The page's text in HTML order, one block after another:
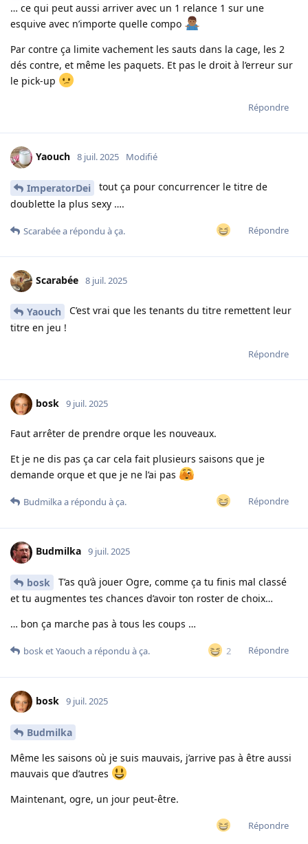
… ce qui peut aussi arriver avec un 1 relance 1 sur une
esquive avec n’importe quelle compo
Par contre ça limite vachement les sauts dans la cage, les 2
dés contre, et même les paquets. Et pas le droit à l’erreur sur
le pick-up
Répondre
Yaouch 8 juil. 2025 Modifié
ImperatorDei
tout ça pour concurrencer le titre de
doublette la plus sexy ….
Répondre
Scarabéea répondu à ça.
Scarabée 8 juil. 2025
Yaouch
C’est vrai que les tenants du titre remettent leur
titre en jeu !
Répondre
bosk 9 juil. 2025
Faut arrêter de prendre orque les nouveaux.
Et je ne dis pas ça car cela fait plusieurs saisons que je
demande orque et que je ne l’ai pas
Répondre
Budmilkaa répondu à ça.
Budmilka 9 juil. 2025
bosk
T’as qu’à jouer Ogre, comme ça tu finis mal classé
et tu augmentes tes chances d’avoir ton roster de choix…
… bon ça marche pas à tous les coups …
2 Répondre
bosketYaouch a répondu à ça.
bosk 9 juil. 2025
Budmilka
Même les saisons où je suis mauvais, j’arrive pas à être aussi
mauvais que d’autres
Maintenant, ogre, un jour peut-être.
Répondre